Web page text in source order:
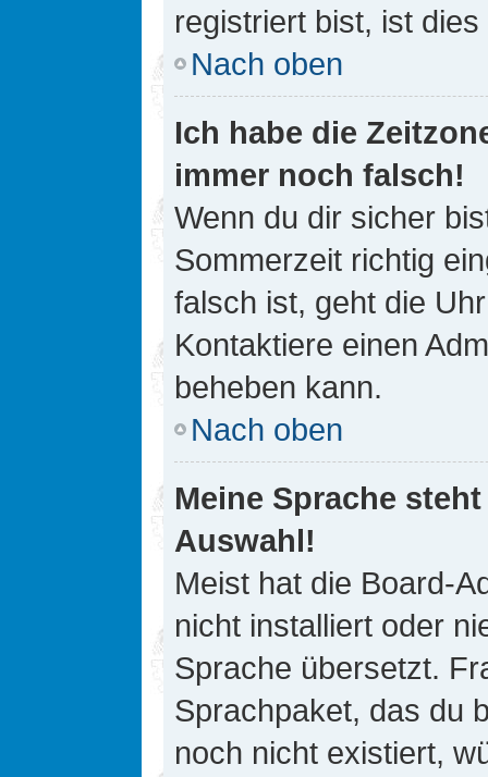
registriert bist, ist
Nach oben
Ich habe die
immer noch falsch!
Wenn du dir sicher
Sommerzeit richtig
falsch ist, geht die
Kontaktiere einen
beheben kann.
Nach oben
Meine Sprache
Auswahl!
Meist hat die Board-
nicht installiert oder
Sprache übersetzt.
Sprachpaket, das du
noch nicht existiert,